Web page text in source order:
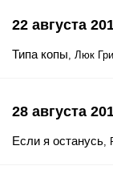
22 августа
Типа копы, Люк
28 августа
Если я останусь,